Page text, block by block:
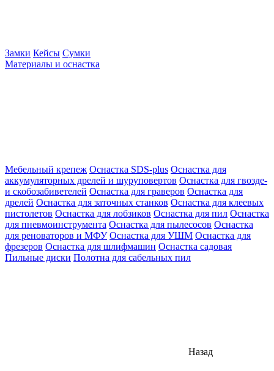
Замки Кейсы Сумки
Материалы и оснастка
Мебельный крепеж Оснастка SDS-plus Оснастка для
аккумуляторных дрелей и шуруповертов Оснастка для гвозде-
и скобозабиветелей Оснастка для граверов Оснастка для
дрелей Оснастка для заточных станков Оснастка для клеевых
пистолетов Оснастка для лобзиков Оснастка для пил Оснастка
для пневмоинструмента Оснастка для пылесосов Оснастка
для реноваторов и МФУ Оснастка для УШМ Оснастка для
фрезеров Оснастка для шлифмашин Оснастка садовая
Пильные диски Полотна для сабельных пил
Назад